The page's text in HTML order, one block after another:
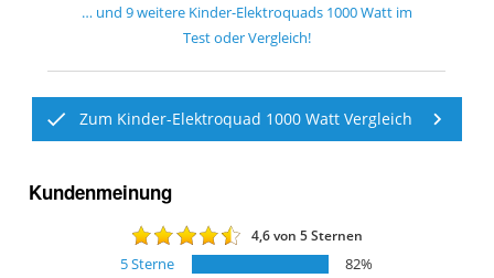
… und 9weitere Kinder-Elektroquads 1000 Wattim
Test oder Vergleich!
Zum Kinder-Elektroquad 1000 Watt Vergleich
Kundenmeinung
4,6von 5 Sternen
5Sterne 82%